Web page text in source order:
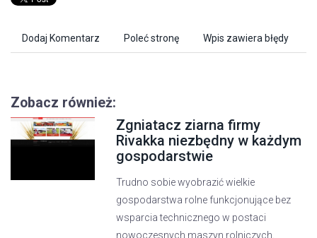
Dodaj Komentarz Poleć stronę Wpis zawiera błędy
Zobacz również:
Zgniatacz ziarna firmy
Rivakka niezbędny w każdym
gospodarstwie
Trudno sobie wyobrazić wielkie
gospodarstwa rolne funkcjonujące bez
wsparcia technicznego w postaci
nowoczesnych maszyn rolniczych.